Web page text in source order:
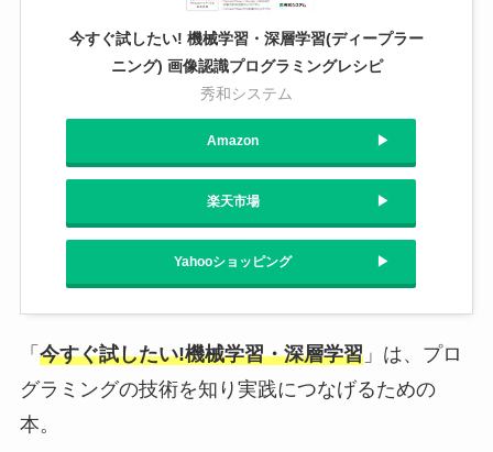
今すぐ試したい! 機械学習・深層学習(ディープラー
ニング) 画像認識プログラミングレシピ
秀和システム
Amazon
楽天市場
Yahooショッピング
「 今すぐ試したい!機械学習・深層学習」は、プロ
グラミングの技術を知り実践につなげるための
本。